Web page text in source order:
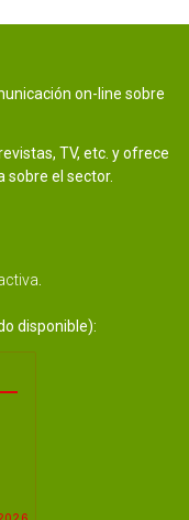
on-line sobre
TV, etc. y ofrece
sobre el sector.
disponible):